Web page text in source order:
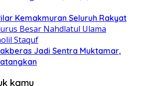
Kemakmuran Seluruh Rakyat
Jadi Sentra Muktamar,
kamu